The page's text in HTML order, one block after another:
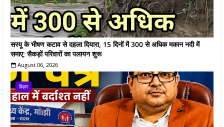
सरयू के भीषण कटाव से दहला दियारा, 15 दिनों में 300 से अधिक मकान नदी में
समाए; सैकड़ों परिवारों का पलायन शुरू
August 06, 2026
बिहार